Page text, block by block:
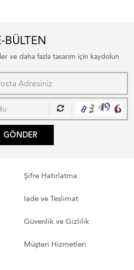
BÜLTEN
ve daha fazla tasarım için kaydolun
GÖNDER
Şifre Hatırlatma
İade ve Teslimat
Güvenlik ve Gizlilik
Müşteri Hizmetleri